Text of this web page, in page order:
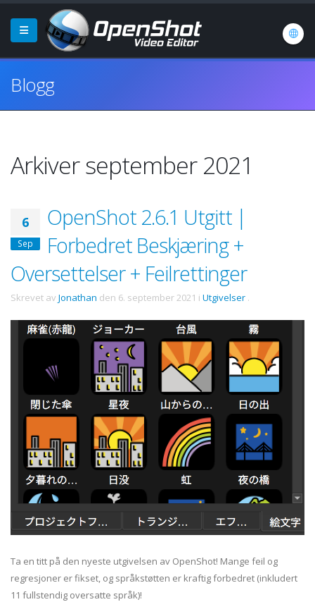
Blogg
Arkiver september 2021
6
Sep
OpenShot 2.6.1 Utgitt |
Forbedret Beskjæring +
Oversettelser + Feilrettinger
Skrevet av Jonathan den 6. september 2021 i Utgivelser .
Ta en titt på den nyeste utgivelsen av OpenShot! Mange feil og
regresjoner er fikset, og språkstøtten er kraftig forbedret (inkludert
11 fullstendig oversatte språk)!